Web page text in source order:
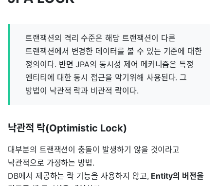
트랜잭션의 격리 수준은 해당 트랜잭션이 다른
트랜잭션에서 변경한 데이터를 볼 수 있는 기준에 대한
정의이다. 반면 JPA의 동시성 제어 메커니즘은 특정
엔티티에 대한 동시 접근을 막기위해 사용된다. 그
방법이 낙관적 락과 비관적 락이다.
낙관적 락(Optimistic Lock)
대부분의 트랜잭션이 충돌이 발생하기 않을 것이라고
낙관적으로 가정하는 방법.
DB에서 제공하는 락 기능을 사용하지 않고, Entity의 버전을